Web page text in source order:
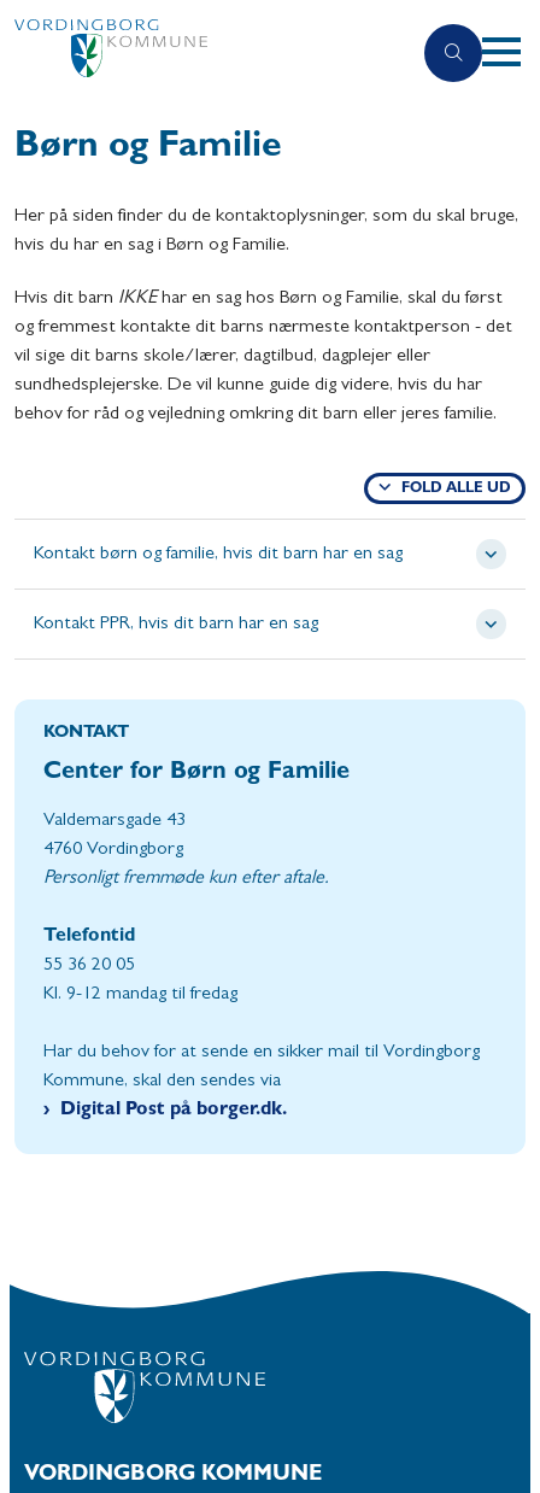
Børn og Familie
Her på siden finder du de kontaktoplysninger, som du skal bruge,
hvis du har en sag i Børn og Familie.
Hvis dit barn IKKE har en sag hos Børn og Familie, skal du først
og fremmest kontakte dit barns nærmeste kontaktperson - det
vil sige dit barns skole/lærer, dagtilbud, dagplejer eller
sundhedsplejerske. De vil kunne guide dig videre, hvis du har
behov for råd og vejledning omkring dit barn eller jeres familie.
FOLD ALLE UD
Kontakt børn og familie, hvis dit barn har en sag
Kontakt PPR, hvis dit barn har en sag
KONTAKT
Center for Børn og Familie
Valdemarsgade 43
4760 Vordingborg
Personligt fremmøde kun efter aftale.
Telefontid
55 36 20 05
Kl. 9-12 mandag til fredag
Har du behov for at sende en sikker mail til Vordingborg
Kommune, skal den sendes via
Digital Post på borger.dk.
VORDINGBORG KOMMUNE